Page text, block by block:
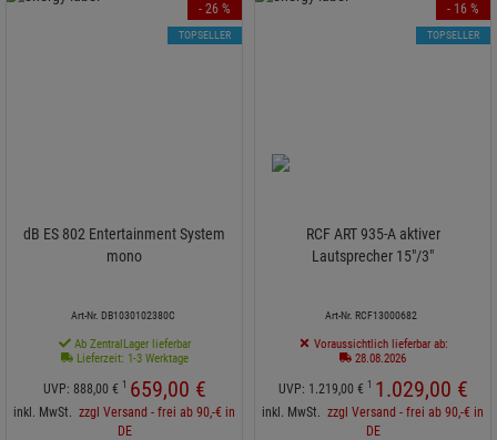
dB ES 802 Entertainment System
mono
Art-Nr. DB1030102380C
Ab ZentralLager lieferbar
Lieferzeit: 1-3 Werktage
UVP: 888, 00 € 1 659,00 €
inkl. MwSt. zzgl Versand - frei ab 90,-€ in
DE
- 26 %
TOPSELLER
RCF ART 935-A aktiver
Lautsprecher 15"/3"
Art-Nr. RCF13000682
Voraussichtlich lieferbar ab:
28.08.2026
UVP: 1.219, 00 € 1 1.029,00 €
inkl. MwSt. zzgl Versand - frei ab 90,-€ in
DE
- 16 %
TOPSELLER